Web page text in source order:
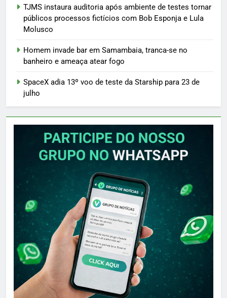
TJMS instaura auditoria após ambiente de testes tornar
públicos processos fictícios com Bob Esponja e Lula
Molusco
Homem invade bar em Samambaia, tranca-se no
banheiro e ameaça atear fogo
SpaceX adia 13º voo de teste da Starship para 23 de
julho